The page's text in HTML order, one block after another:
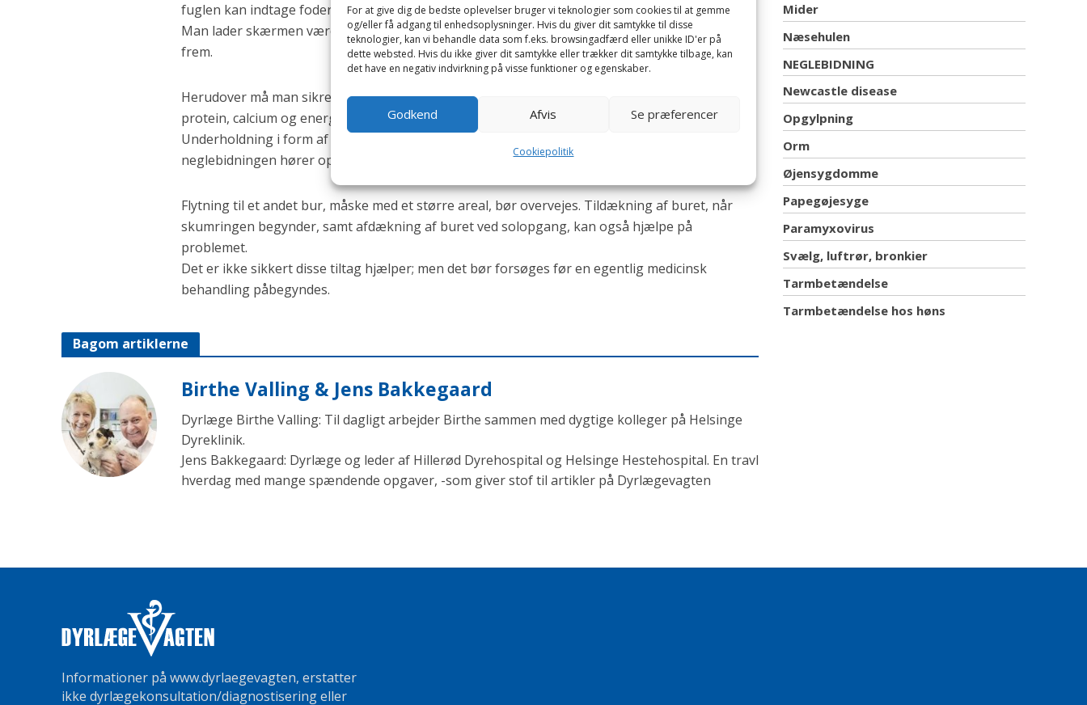
For at give dig de bedste oplevelser bruger vi teknologier som cookies til at gemme
og/eller få adgang til enhedsoplysninger. Hvis du giver dit samtykke til disse
teknologier, kan vi behandle data som f.eks. browsingadfærd eller unikke ID'er på
dette websted. Hvis du ikke giver dit samtykke eller trækker dit samtykke tilbage, kan
det have en negativ indvirkning på visse funktioner og egenskaber.
Godkend Afvis Se præferencer
Cookiepolitik
fuglen kan indtage foder og vand.
Man lader skærmen være på fuglen indtil den “har glemt” unoden, og neglen er ved at vokse
frem.
Herudover må man sikre sig, at foderet er af god kvalitet og indeholder den rigtige mængde af
protein, calcium og energi.
Underholdning i form af samtale og anden form for opmærksomhed, kan også bidrage til at
neglebidningen hører op. Hvis fuglen er tam, kan flyvning uden for buret anbefales.
Flytning til et andet bur, måske med et større areal, bør overvejes. Tildækning af buret, når
skumringen begynder, samt afdækning af buret ved solopgang, kan også hjælpe på
problemet.
Det er ikke sikkert disse tiltag hjælper; men det bør forsøges før en egentlig medicinsk
behandling påbegyndes.
Bagom artiklerne
Birthe Valling & Jens Bakkegaard
Dyrlæge Birthe Valling: Til dagligt arbejder Birthe sammen med dygtige kolleger på Helsinge
Dyreklinik.
Jens Bakkegaard: Dyrlæge og leder af Hillerød Dyrehospital og Helsinge Hestehospital. En travl
hverdag med mange spændende opgaver, -som giver stof til artikler på Dyrlægevagten
Mider
Næsehulen
NEGLEBIDNING
Newcastle disease
Opgylpning
Orm
Øjensygdomme
Papegøjesyge
Paramyxovirus
Svælg, luftrør, bronkier
Tarmbetændelse
Tarmbetændelse hos høns
Informationer på www.dyrlaegevagten, erstatter
ikke dyrlægekonsultation/diagnostisering eller